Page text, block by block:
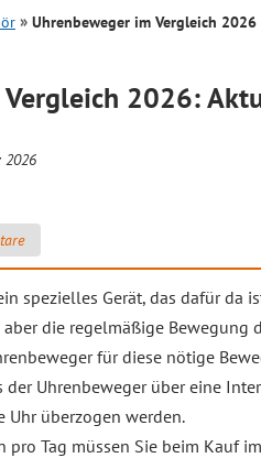
Uhrenbeweger im Vergleich 2026
Vergleich 2026:
2026
spezielles Gerät, das dafür da
die regelmäßige Bewegung
für diese nötige
der Uhrenbeweger über eine
Uhr überzogen werden.
pro Tag müssen Sie beim Kauf